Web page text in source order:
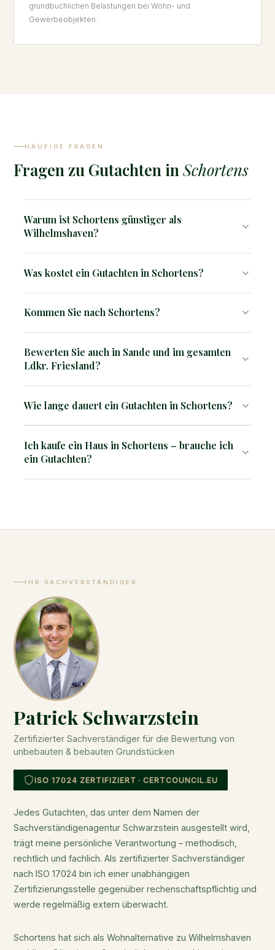
grundbuchlichen Belastungen bei Wohn- und
Gewerbeobjekten.
HÄUFIGE FRAGEN
Fragen zu Gutachten inSchortens
Warum ist Schortens günstiger als
Wilhelmshaven?
Infrastruktur. Für Familien oft die bessere Wahl zu
einem fairen Preis.
Was kostet ein Gutachten in Schortens?
1.500 €.
Kommen Sie nach Schortens?
kommen direkt zu Ihnen.
Bewerten Sie auch in Sande und im gesamten
Ldkr. Friesland?
Wie lange dauert ein Gutachten in Schortens?
Erbschafts- oder gerichtlichen Verfahren mit
Termindruck ist auf Anfrage auch eine kürzere
Bearbeitungszeit möglich.
Ich kaufe ein Haus in Schortens – brauche ich
ein Gutachten?
IHR SACHVERSTÄNDIGER
Patrick Schwarzstein
Zertifizierter Sachverständiger für die Bewertung von
unbebauten & bebauten Grundstücken
ISO 17024 ZERTIFIZIERT · CERTCOUNCIL.EU
Jedes Gutachten, das unter dem Namen der
Sachverständigenagentur Schwarzstein ausgestellt wird,
trägt meine persönliche Verantwortung – methodisch,
rechtlich und fachlich. Als zertifizierter Sachverständiger
nach ISO 17024 bin ich einer unabhängigen
Zertifizierungsstelle gegenüber rechenschaftspflichtig und
werde regelmäßig extern überwacht.
Schortens hat sich als Wohnalternative zu Wilhelmshaven